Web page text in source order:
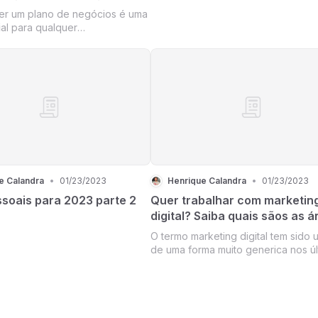
um plano de negócios é uma
para qualquer
finan...
Calandra • 01/23/2023
para 2023 parte 2
Henrique Calandra • 01/23/2023
Quer trabalhar com
digital? Saiba quais sãos as
suas funções dentro do
digital
O termo marketing digital tem sido
de uma forma muito generica nos